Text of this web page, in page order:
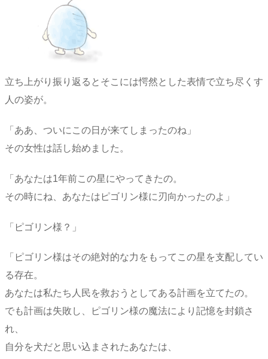
立ち上がり振り返るとそこには愕然とした表情で立ち尽くす
人の姿が。
「ああ、ついにこの日が来てしまったのね」
その女性は話し始めました。
「あなたは1年前この星にやってきたの。
その時にね、あなたはピゴリン様に刃向かったのよ」
「ピゴリン様？」
「ピゴリン様はその絶対的な力をもってこの星を支配してい
る存在。
あなたは私たち人民を救おうとしてある計画を立てたの。
でも計画は失敗し、ピゴリン様の魔法により記憶を封鎖さ
れ、
自分を犬だと思い込まされたあなたは、